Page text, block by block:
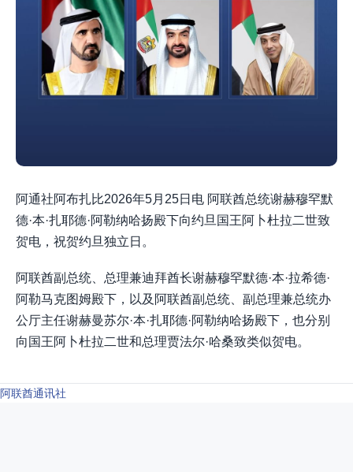
阿通社阿布扎比2026年5月25日电 阿联酋总统谢赫穆罕默
德·本·扎耶德·阿勒纳哈扬殿下向约旦国王阿卜杜拉二世致
贺电，祝贺约旦独立日。
阿联酋副总统、总理兼迪拜酋长谢赫穆罕默德·本·拉希德·
阿勒马克图姆殿下，以及阿联酋副总统、副总理兼总统办
公厅主任谢赫曼苏尔·本·扎耶德·阿勒纳哈扬殿下，也分别
向国王阿卜杜拉二世和总理贾法尔·哈桑致类似贺电。
阿联酋通讯社